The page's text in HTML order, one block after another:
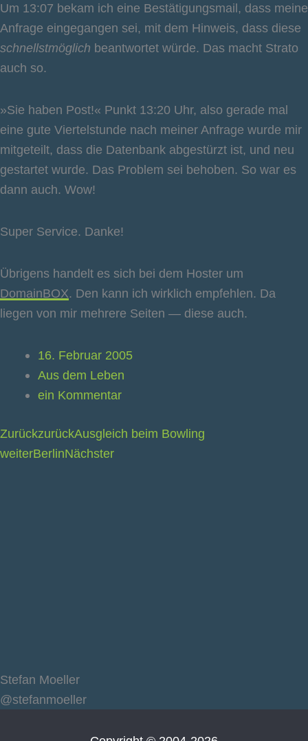
Um 13:07 bekam ich eine Bestätigungsmail, dass meine
Anfrage eingegangen sei, mit dem Hinweis, dass diese
schnellstmöglich beantwortet würde. Das macht Strato
auch so.
»Sie haben Post!« Punkt 13:20 Uhr, also gerade mal
eine gute Viertelstunde nach meiner Anfrage wurde mir
mitgeteilt, dass die Datenbank abgestürzt ist, und neu
gestartet wurde. Das Problem sei behoben. So war es
dann auch. Wow!
Super Service. Danke!
Übrigens handelt es sich bei dem Hoster um
DomainBOX. Den kann ich wirklich empfehlen. Da
liegen von mir mehrere Seiten — diese auch.
16. Februar 2005
Aus dem Leben
ein Kommentar
ZurückzurückAusgleich beim Bowling
weiterBerlinNächster
Stefan Moeller
@stefanmoeller